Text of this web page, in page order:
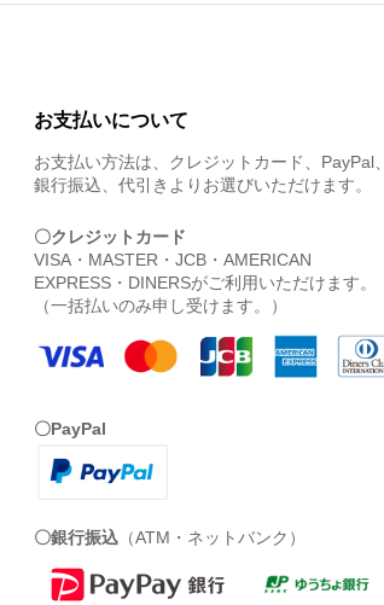
お支払いについて
お支払い方法は、クレジットカード、PayPal、
銀行振込、代引きよりお選びいただけます。
〇クレジットカード
VISA・MASTER・JCB・AMERICAN
EXPRESS・DINERSがご利用いただけます。
（一括払いのみ申し受けます。）
〇PayPal
〇銀行振込 （ATM・ネットバンク）